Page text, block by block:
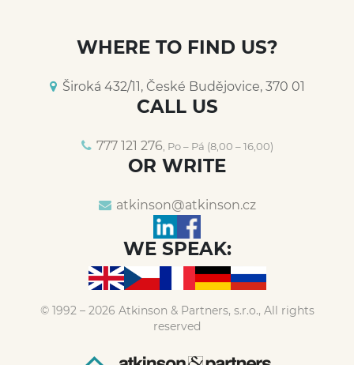
WHERE TO FIND US?
Široká 432/11, České Budějovice, 370 01
CALL US
777 121 276, Po – Pá (8,00 – 16,00)
OR WRITE
atkinson@atkinson.cz
WE SPEAK:
© 1992 – 2026 Atkinson & Partners, s.r.o., All rights
reserved